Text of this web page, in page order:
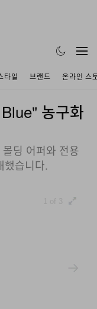
타일 브랜드 온라인 스
농구화
딩 어퍼와 전용
했습니다.